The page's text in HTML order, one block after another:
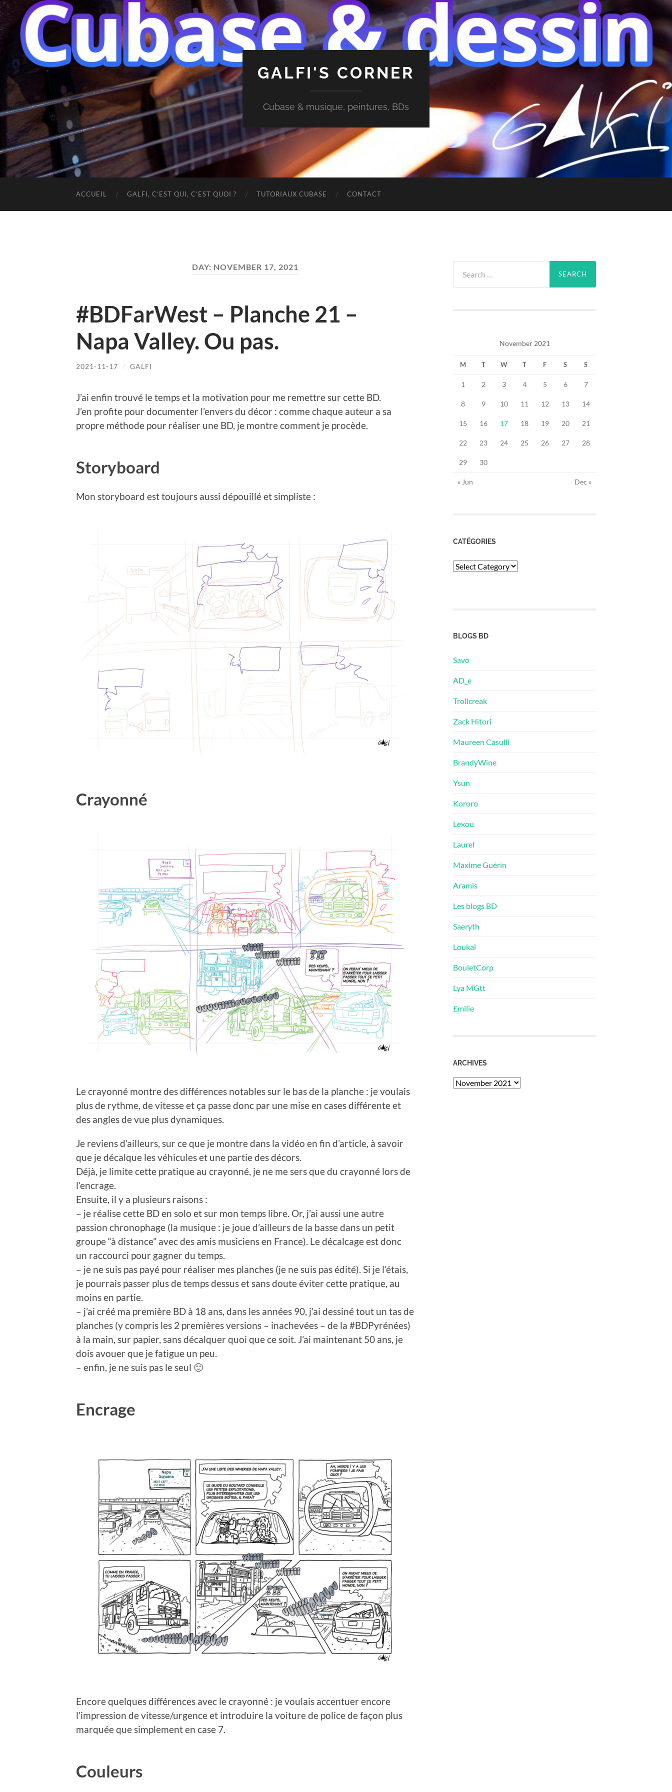
GALFI'S CORNER
Cubase & musique, peintures, BDs
ACCUEIL GALFI, C’EST QUI, C’EST QUOI ? TUTORIAUX CUBASE CONTACT
DAY: NOVEMBER 17, 2021
#BDFarWest – Planche 21 –
Napa Valley. Ou pas.
2021-11-17 / GALFI
J’ai enfin trouvé le temps et la motivation pour me remettre sur cette BD.
J’en profite pour documenter l’envers du décor : comme chaque auteur a sa
propre méthode pour réaliser une BD, je montre comment je procède.
Storyboard
Mon storyboard est toujours aussi dépouillé et simpliste :
Crayonné
Le crayonné montre des différences notables sur le bas de la planche : je voulais
plus de rythme, de vitesse et ça passe donc par une mise en cases différente et
des angles de vue plus dynamiques.
Je reviens d’ailleurs, sur ce que je montre dans la vidéo en fin d’article, à savoir
que je décalque les véhicules et une partie des décors.
Déjà, je limite cette pratique au crayonné, je ne me sers que du crayonné lors de
l’encrage.
Ensuite, il y a plusieurs raisons :
– je réalise cette BD en solo et sur mon temps libre. Or, j’ai aussi une autre
passion chronophage (la musique : je joue d’ailleurs de la basse dans un petit
groupe “à distance” avec des amis musiciens en France). Le décalcage est donc
un raccourci pour gagner du temps.
– je ne suis pas payé pour réaliser mes planches (je ne suis pas édité). Si je l’étais,
je pourrais passer plus de temps dessus et sans doute éviter cette pratique, au
moins en partie.
– j’ai créé ma première BD à 18 ans, dans les années 90, j’ai dessiné tout un tas de
planches (y compris les 2 premières versions – inachevées – de la #BDPyrénées)
à la main, sur papier, sans décalquer quoi que ce soit. J’ai maintenant 50 ans, je
dois avouer que je fatigue un peu.
– enfin, je ne suis pas le seul 🙂
Encrage
Encore quelques différences avec le crayonné : je voulais accentuer encore
l’impression de vitesse/urgence et introduire la voiture de police de façon plus
marquée que simplement en case 7.
Couleurs
for:
November 2021
M T W T F S S
1 2 3 4 5 6 7
8 9 10 11 12 13 14
15 16 17 18 19 20 21
22 23 24 25 26 27 28
29 30
« Jun Dec »
CATÉGORIES
Catégories
BLOGS BD
Savo
AD_e
Trollcreak
Zack Hitori
Maureen Casulli
BrandyWine
Ysun
Kororo
Lexou
Laurel
Maxime Guérin
Aramis
Les blogs BD
Saeryth
Loukaï
BouletCorp
Lya MGtt
£milie
ARCHIVES
Archives